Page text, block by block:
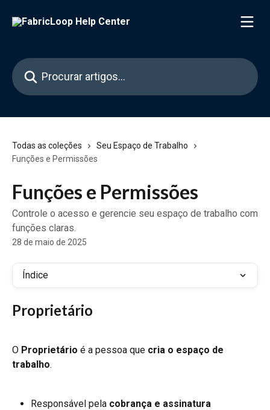
Procurar artigos...
Todas as coleções
Seu Espaço de Trabalho
Funções e Permissões
Funções e Permissões
Controle o acesso e gerencie seu espaço de trabalho com
funções claras.
28 de maio de 2025
Índice
Proprietário
O Proprietário é a pessoa que cria o espaço de
trabalho.
Responsável pela cobrança e assinatura